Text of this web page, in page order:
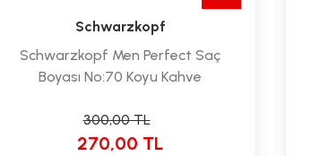
Schwarzkopf
Schwarzkopf Men Perfect Saç
Boyası No:70 Koyu Kahve
300,00 TL
270,00 TL